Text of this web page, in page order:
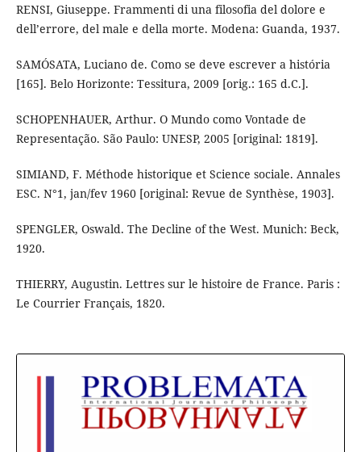
RENSI, Giuseppe. Frammenti di una filosofia del dolore e
dell’errore, del male e della morte. Modena: Guanda, 1937.
SAMÓSATA, Luciano de. Como se deve escrever a história
[165]. Belo Horizonte: Tessitura, 2009 [orig.: 165 d.C.].
SCHOPENHAUER, Arthur. O Mundo como Vontade de
Representação. São Paulo: UNESP, 2005 [original: 1819].
SIMIAND, F. Méthode historique et Science sociale. Annales
ESC. N°1, jan/fev 1960 [original: Revue de Synthèse, 1903].
SPENGLER, Oswald. The Decline of the West. Munich: Beck,
1920.
THIERRY, Augustin. Lettres sur le histoire de France. Paris :
Le Courrier Français, 1820.